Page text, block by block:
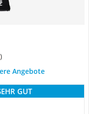
)
Angebote
GUT